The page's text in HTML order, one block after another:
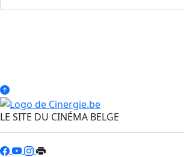
LE SITE DU CINÉMA BELGE